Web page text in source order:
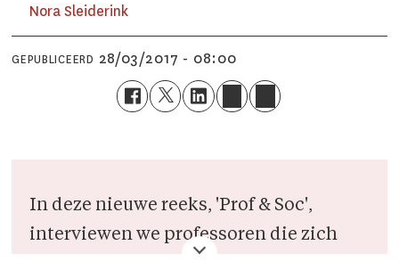
Nora Sleiderink
GEPUBLICEERD 28/03/2017 - 08:00
In deze nieuwe reeks, 'Prof & Soc',
interviewen we professoren die zich